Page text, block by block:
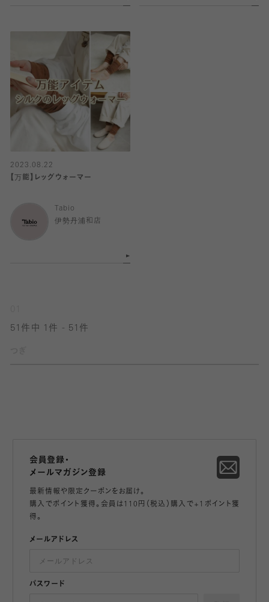
2023.08.22
【万能】レッグウォーマー
Tabio
伊勢丹浦和店
51件中 1件 - 51件
会員登録・
メールマガジン登録
最新情報や限定クーポンをお届け。
購入でポイント獲得。会員は110円（税込）購入で+1ポイント獲
得。
メールアドレス
パスワード